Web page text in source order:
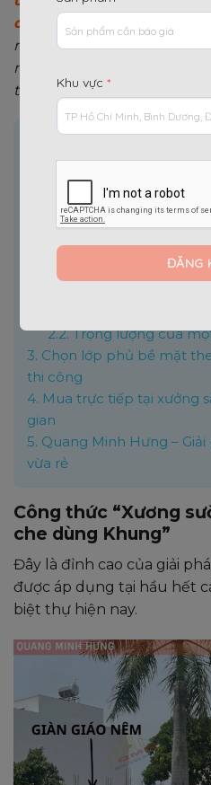
đối
, các nhà thầu lão
nhất một loại giàn giáo cho
nằm ở sự phối hợp linh
thông số kỹ thuật.
Công thức “Xương sườn
dùng Khung”
1.1.Hạng mục chống
1.2.Hạng mục bao che,
2.2.Trọng lượng của
3. Chọn lớp phủ bề mặt
thi công
4. Mua trực tiếp tại xưởng
gian
5. Quang Minh Hưng –
vừa rẻ
Công thức “Xương
che dùng Khung”
Đây là đỉnh cao của giải
được áp dụng tại hầu hết
biệt thự hiện nay.
Khu vực *